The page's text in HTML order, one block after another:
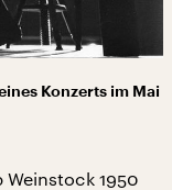
Konzerts im Mai
Weinstock 1950